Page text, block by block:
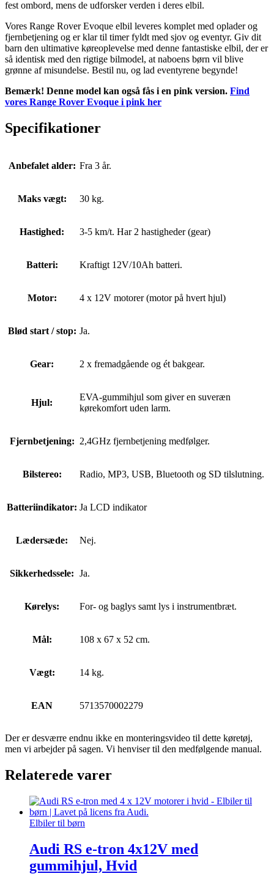
fest ombord, mens de udforsker verden i deres elbil.
Vores Range Rover Evoque elbil leveres komplet med oplader og
fjernbetjening og er klar til timer fyldt med sjov og eventyr. Giv dit
barn den ultimative køreoplevelse med denne fantastiske elbil, der er
så identisk med den rigtige bilmodel, at naboens børn vil blive
grønne af misundelse. Bestil nu, og lad eventyrene begynde!
Bemærk! Denne model kan også fås i en pink version. Find
vores Range Rover Evoque i pink her
Specifikationer
Anbefalet alder: Fra 3 år.
Maks vægt: 30 kg.
Hastighed: 3-5 km/t. Har 2 hastigheder (gear)
Batteri: Kraftigt 12V/10Ah batteri.
Motor: 4 x 12V motorer (motor på hvert hjul)
Blød start / stop: Ja.
Gear: 2 x fremadgående og ét bakgear.
Hjul:
EVA-gummihjul som giver en suveræn
kørekomfort uden larm.
Fjernbetjening: 2,4GHz fjernbetjening medfølger.
Bilstereo: Radio, MP3, USB, Bluetooth og SD tilslutning.
Batteriindikator: Ja LCD indikator
Lædersæde: Nej.
Sikkerhedssele: Ja.
Kørelys: For- og baglys samt lys i instrumentbræt.
Mål: 108 x 67 x 52 cm.
Vægt: 14 kg.
EAN 5713570002279
Der er desværre endnu ikke en monteringsvideo til dette køretøj,
men vi arbejder på sagen. Vi henviser til den medfølgende manual.
Relaterede varer
Elbiler til børn
Audi RS e-tron 4x12V med
gummihjul, Hvid